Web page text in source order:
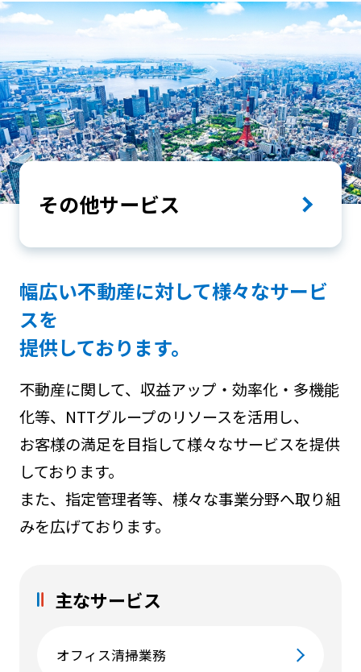
その他サービス
幅広い不動産に対して様々なサービ
スを
提供しております。
不動産に関して、収益アップ・効率化・多機能
化等、NTTグループのリソースを活用し、
お客様の満足を目指して様々なサービスを提供
しております。
また、指定管理者等、様々な事業分野へ取り組
みを広げております。
主なサービス
オフィス清掃業務